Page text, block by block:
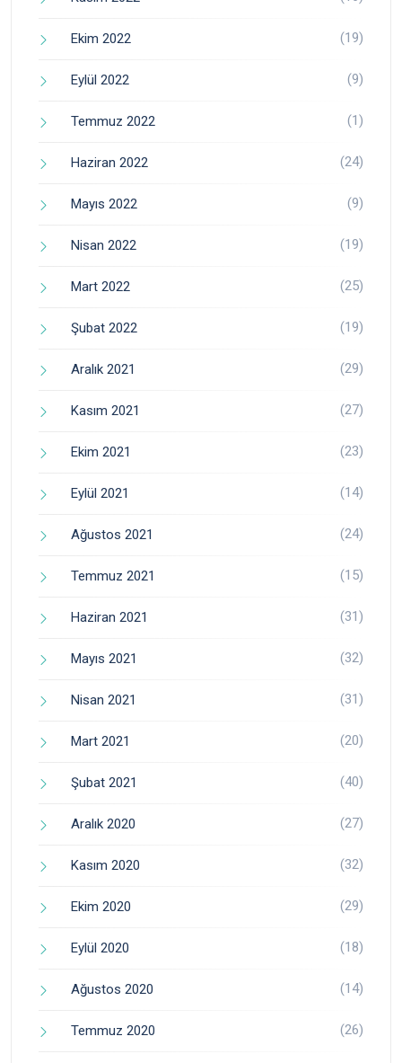
Ekim 2022 (19)
Eylül 2022 (9)
Temmuz 2022 (1)
Haziran 2022 (24)
Mayıs 2022 (9)
Nisan 2022 (19)
Mart 2022 (25)
Şubat 2022 (19)
Aralık 2021 (29)
Kasım 2021 (27)
Ekim 2021 (23)
Eylül 2021 (14)
Ağustos 2021 (24)
Temmuz 2021 (15)
Haziran 2021 (31)
Mayıs 2021 (32)
Nisan 2021 (31)
Mart 2021 (20)
Şubat 2021 (40)
Aralık 2020 (27)
Kasım 2020 (32)
Ekim 2020 (29)
Eylül 2020 (18)
Ağustos 2020 (14)
Temmuz 2020 (26)